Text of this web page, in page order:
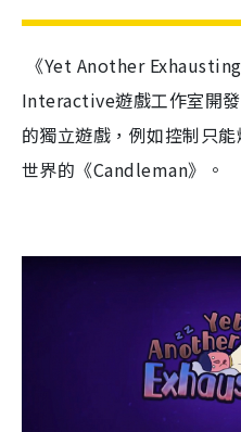
《Yet Another
Interactive遊戲工作室開
的獨立遊戲，例如控制只
世界的《Candleman》。